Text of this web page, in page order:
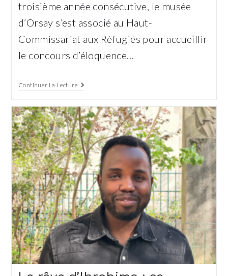
troisième année consécutive, le musée
d’Orsay s’est associé au Haut-
Commissariat aux Réfugiés pour accueillir
le concours d’éloquence…
Continuer La LectureDes
Exil